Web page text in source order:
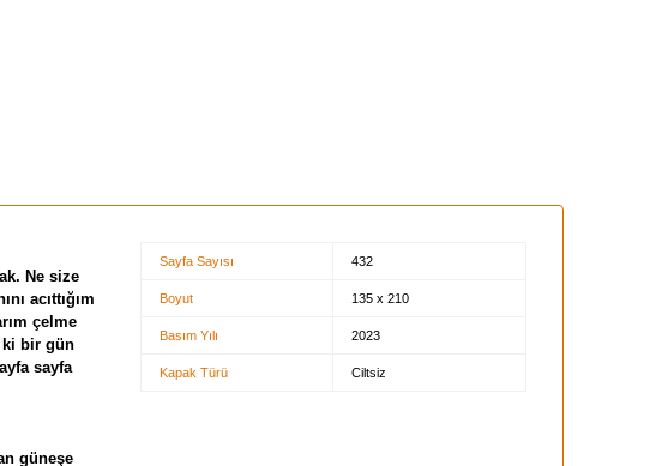
Ne size
acıttığım
çelme
ki bir gün
sayfa
güneşe
Sayfa Sayısı 432
Boyut 135 x 210
Basım Yılı 2023
Kapak Türü Ciltsiz